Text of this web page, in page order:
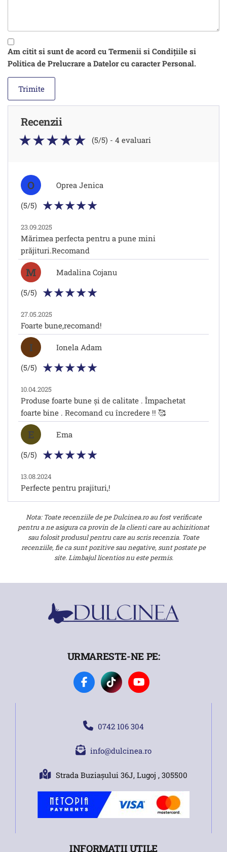
Am citit si sunt de acord cu Termenii si Condițiile si
Politica de Prelucrare a Datelor cu caracter Personal.
Recenzii
(5/5) - 4 evaluari
O
Oprea Jenica
(5/5)
23.09.2025
Mărimea perfecta pentru a pune mini
prăjituri.Recomand
M
Madalina Cojanu
(5/5)
27.05.2025
Foarte bune,recomand!
I
Ionela Adam
(5/5)
10.04.2025
Produse foarte bune și de calitate . Împachetat
foarte bine . Recomand cu încredere !! 🥰
E
Ema
(5/5)
13.08.2024
Perfecte pentru prajituri,!
Nota: Toate recenziile de pe Dulcinea.ro au fost verificate
pentru a ne asigura ca provin de la clienti care au achizitionat
sau folosit produsul pentru care au scris recenzia. Toate
recenziile, fie ca sunt pozitive sau negative, sunt postate pe
site. Limbajul licentios nu este permis.
URMARESTE-NE PE:
0742 106 304
info@dulcinea.ro
Strada Buziașului 36J, Lugoj , 305500
INFORMATII UTILE